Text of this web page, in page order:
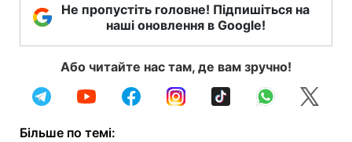
Не пропустіть головне! Підпишіться на
наші оновлення в Google!
Або читайте нас там, де вам зручно!
Більше по темі: